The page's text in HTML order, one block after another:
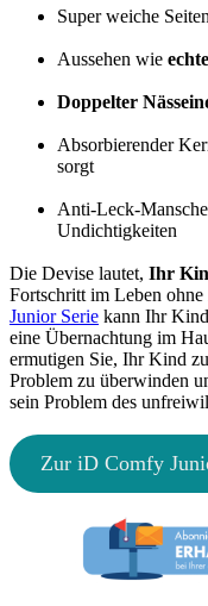
Super weiche Seiten
Aussehen wie
Doppelter
Absorbierender
sorgt
Anti-Leck-
Undichtigkeiten
Die Devise lautet, Ihr
Fortschritt im Leben
Junior Serie kann Ihr
eine Übernachtung im
ermutigen Sie, Ihr Kind zu
Problem zu überwinden
sein Problem des
Zur iD Comfy